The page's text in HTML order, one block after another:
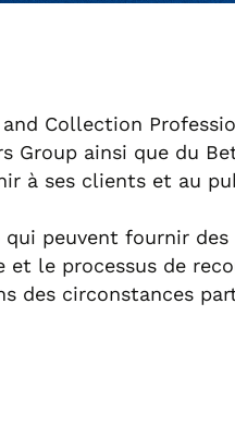
Collection
Group ainsi que du
à ses clients et au
qui peuvent fournir des
le processus de
des circonstances